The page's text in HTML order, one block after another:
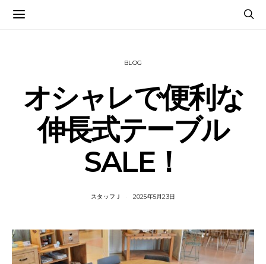
BLOG
オシャレで便利な
伸長式テーブル
SALE！
スタッフＪ 2025年5月23日